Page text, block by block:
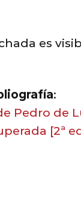
es
:
Pedro de
[2ª